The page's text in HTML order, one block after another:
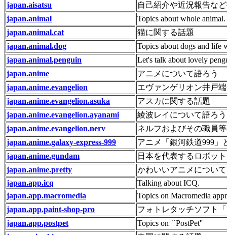
japan.aisatsu
自己紹介や近況報告な
japan.animal
Topics about whole animal.
japan.animal.cat
猫に関する話題
japan.animal.dog
Topics about dogs and life
japan.animal.penguin
Let's talk about lovely
japan.anime
アニメについて語ろう
japan.anime.evangelion
エヴァンゲリオン井戸
japan.anime.evangelion.asuka
アスカに関する話題
japan.anime.evangelion.ayanami
綾波レイについて語ろう
japan.anime.evangelion.nerv
ネルフおよびその職員
japan.anime.galaxy-express-999
アニメ「銀河鉄道999」
japan.anime.gundam
日本を代表するロボッ
japan.anime.pretty
かわいいアニメについて
japan.app.icq
Talking about ICQ.
japan.app.macromedia
Topics on Macromedia
japan.app.paint-shop-pro
フォトレタッチソフト
japan.app.postpet
Topics on ``PostPet''